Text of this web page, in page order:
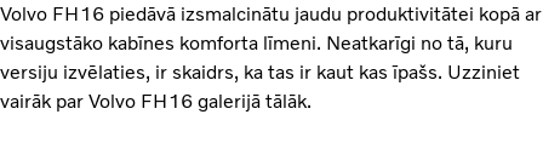
Volvo FH16 piedāvā izsmalcinātu jaudu produktivitātei kopā ar
visaugstāko kabīnes komforta līmeni. Neatkarīgi no tā, kuru
versiju izvēlaties, ir skaidrs, ka tas ir kaut kas īpašs. Uzziniet
vairāk par Volvo FH16 galerijā tālāk.